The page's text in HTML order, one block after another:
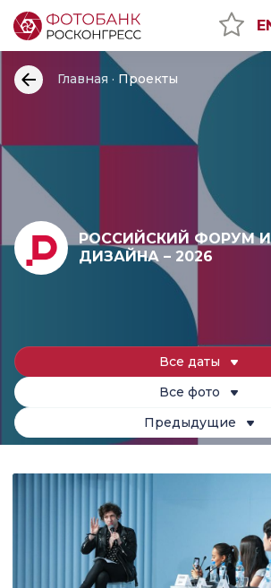
Главная Проекты
РОССИЙСКИЙ ФОРУМ
ДИЗАЙНА – 2026
Все даты
Все фото
Предыдущие